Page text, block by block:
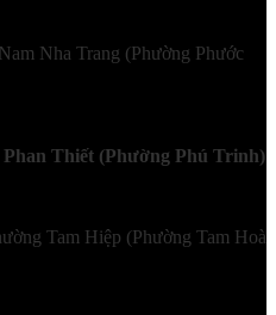
Nha Trang (Phường Phước
Thiết (Phường Phú Trinh)
Tam Hiệp (Phường Tam Hoà